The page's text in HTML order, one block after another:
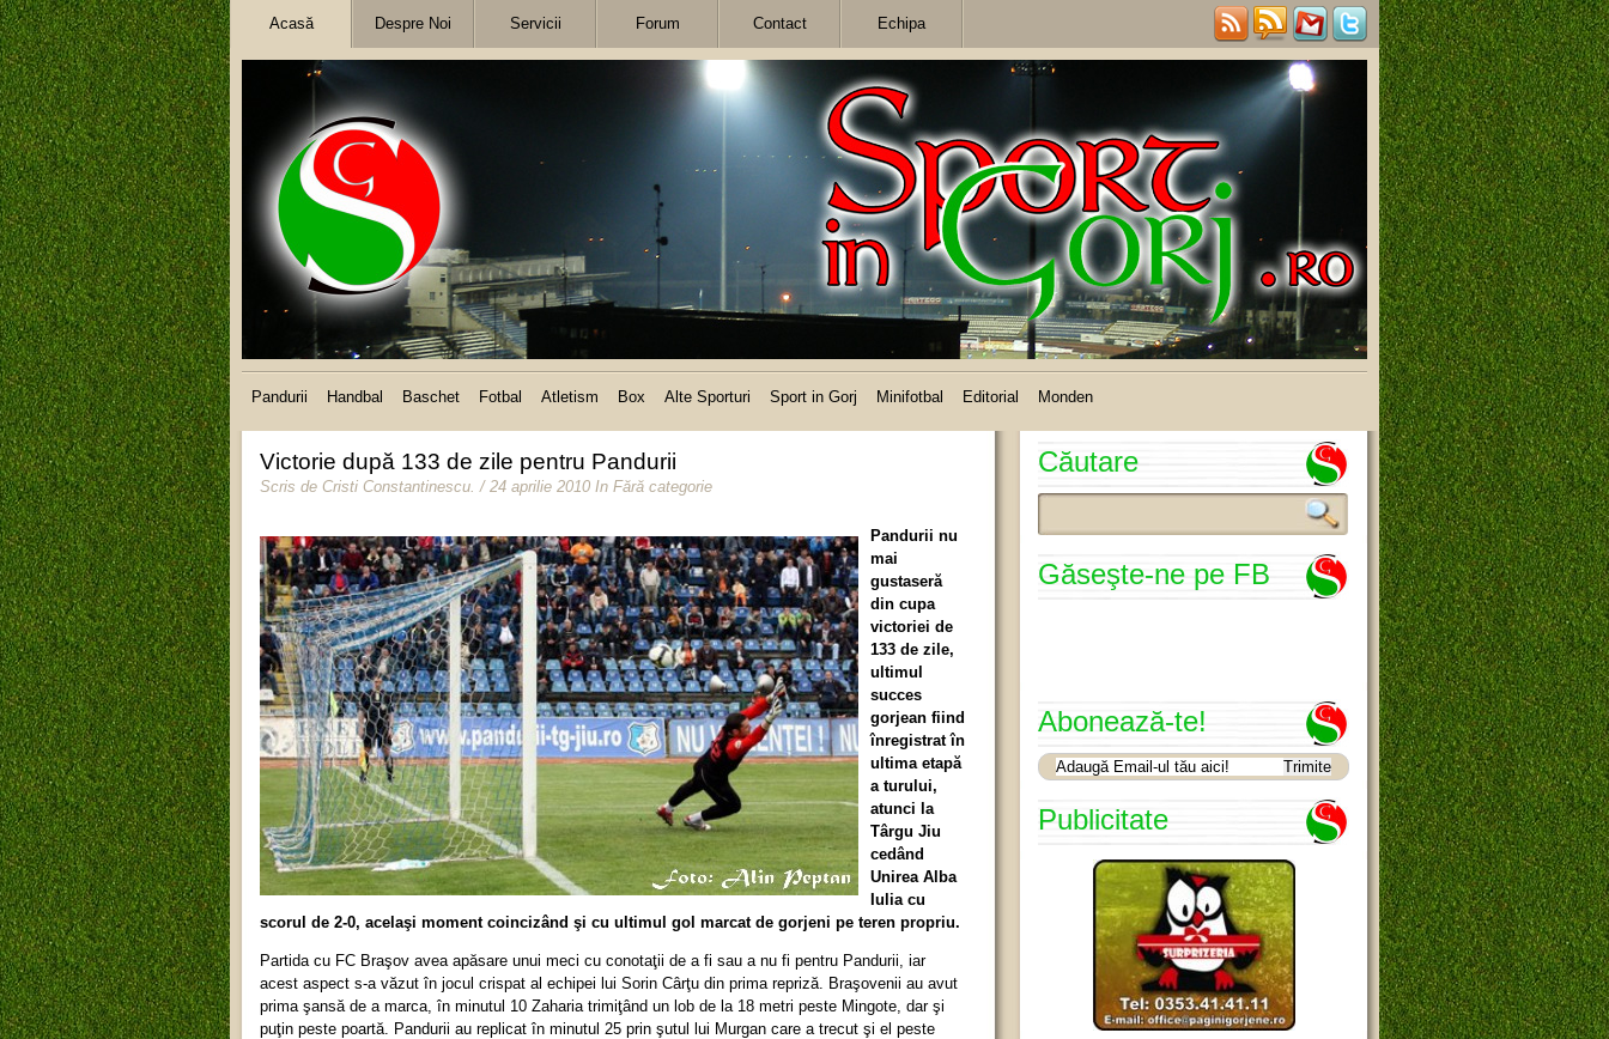
Acasă Despre Noi Servicii Forum Contact Echipa
Pandurii Handbal Baschet Fotbal Atletism Box Alte Sporturi Sport in Gorj Minifotbal Editorial Monden
Victorie după 133 de zile pentru Pandurii
Scris de Cristi Constantinescu. / 24 aprilie 2010 In Fără categorie
Pandurii nu
mai
gustaseră
din cupa
victoriei de
133 de zile,
ultimul
succes
gorjean fiind
înregistrat în
ultima etapă
a turului,
atunci la
Târgu Jiu
cedând
Unirea Alba
Iulia cu
scorul de 2-0, acelaşi moment coincizând şi cu ultimul gol marcat de gorjeni pe teren propriu.
Partida cu FC Braşov avea apăsare unui meci cu conotaţii de a fi sau a nu fi pentru Pandurii, iar
acest aspect s-a văzut în jocul crispat al echipei lui Sorin Cârţu din prima repriză. Braşovenii au avut
prima şansă de a marca, în minutul 10 Zaharia trimiţând un lob de la 18 metri peste Mingote, dar şi
puţin peste poartă. Pandurii au replicat în minutul 25 prin şutul lui Murgan care a trecut şi el peste
Căutare
Găseşte-ne pe FB
Abonează-te!
Publicitate